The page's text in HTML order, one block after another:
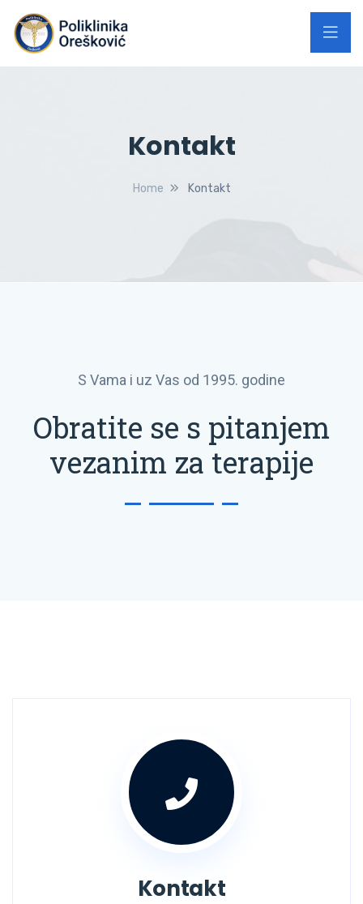
Kontakt
Home Kontakt
S Vama i uz Vas od 1995. godine
Obratite se s pitanjem
vezanim za terapije
Kontakt